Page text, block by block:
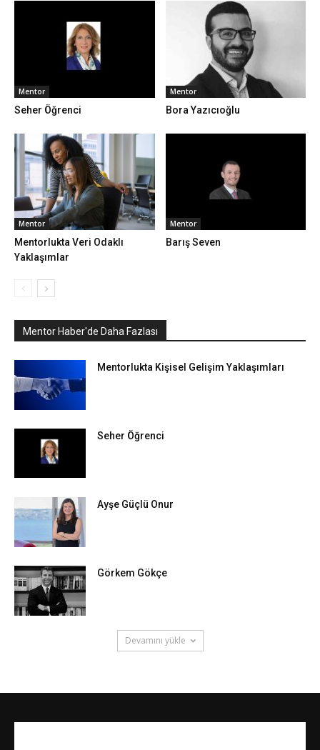
Mentor
Seher Öğrenci
Mentor
Bora Yazıcıoğlu
Mentor
Mentorlukta Veri Odaklı
Yaklaşımlar
Mentor
Barış Seven
Mentor Haber'de Daha Fazlası
Mentorlukta Kişisel Gelişim Yaklaşımları
Seher Öğrenci
Ayşe Güçlü Onur
Görkem Gökçe
Devamını yükle